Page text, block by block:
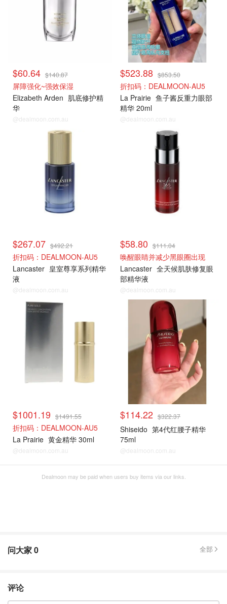
$60.64 $140.87
屏障强化~强效保湿
Elizabeth Arden 肌底修护精
华
@dealmoon.com.au
$523.88 $853.50
折扣码：DEALMOON-AU5
La Prairie 鱼子酱反重力眼部
精华 20ml
@dealmoon.com.au
$267.07 $492.21
折扣码：DEALMOON-AU5
Lancaster 皇室尊享系列精华
液
@dealmoon.com.au
$58.80 $111.04
唤醒眼睛并减少黑眼圈出现
Lancaster 全天候肌肤修复眼
部精华液
@dealmoon.com.au
$1001.19 $1491.55
折扣码：DEALMOON-AU5
La Prairie 黄金精华 30ml
@dealmoon.com.au
$114.22 $322.37
Shiseido 第4代红腰子精华
75ml
@dealmoon.com.au
Dealmoon may be paid when users buy items via our links.
问大家0 全部
评论